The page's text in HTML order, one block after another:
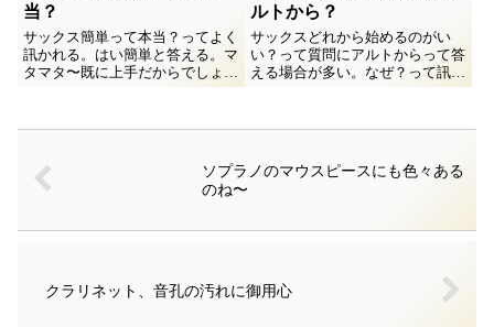
当？
サックス簡単って本当？ってよく
訊かれる。はい簡単と答える。マ
タマタ〜既に上手だからでしょ？
いえいえほら咥えて…プ〜「本
ルトから？
サックスどれから始めるのがい
い？って質問にアルトからって答
える場合が多い。なぜ？って訊い
てちゃんと答えてくれる人は意外
ソプラノのマウスピースにも色々ある
のね〜
クラリネット、音孔の汚れに御用心